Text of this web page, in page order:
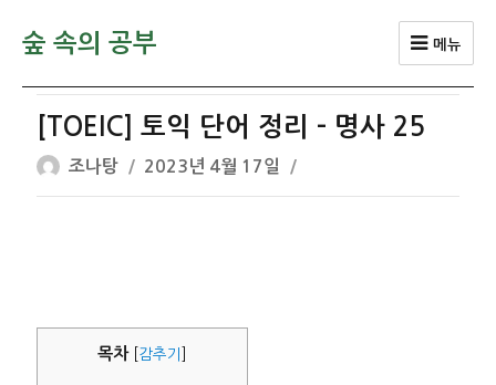
숲 속의 공부 메뉴
[TOEIC] 토익 단어 정리 – 명사 25
글
쓴
조나탕
작
성
2023년 4월 17일
목차 감추기